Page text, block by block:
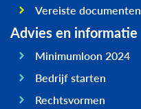
Vereiste documenten
Advies en informatie
Minimumloon 2024
Bedrijf starten
Rechtsvormen